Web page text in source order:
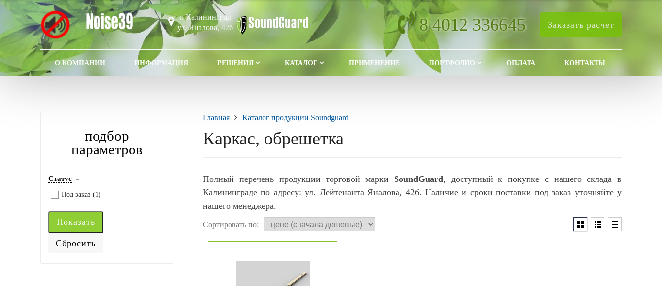
г. Калининград
ул. Яналова, 42б
8 4012 336645 Заказать расчет
О КОМПАНИИ ИНФОРМАЦИЯ РЕШЕНИЯ КАТАЛОГ ПРИМЕНЕНИЕ ПОРТФОЛИО ОПЛАТА КОНТАКТЫ
подбор
параметров
Статус
Под заказ (1)
Главная Каталог продукции Soundguard
Каркас, обрешетка
Полный перечень продукции торговой марки SoundGuard, доступный к покупке с нашего склада в
Калининграде по адресу: ул. Лейтенанта Яналова, 42б. Наличие и сроки поставки под заказ уточняйте у
нашего менеджера.
Сортировать по: